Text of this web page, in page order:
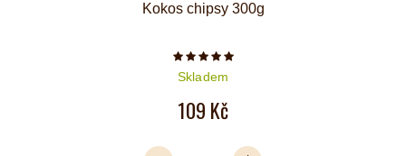
Kokos chipsy 300g
Počet hvězdiček je 5 z 5
Skladem
109 Kč